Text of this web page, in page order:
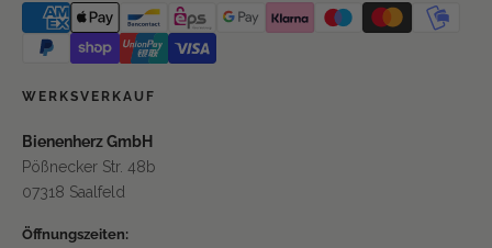
WERKSVERKAUF
Bienenherz GmbH
Pößnecker Str. 48b
07318 Saalfeld
Öffnungszeiten: